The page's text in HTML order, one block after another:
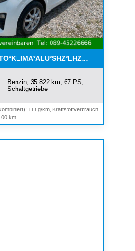
Benzin, 35.822 km, 67 PS,
Schaltgetriebe
113 g/km, Kraftstoffverbrauch
km